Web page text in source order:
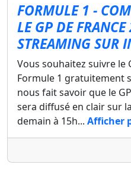
FORMULE 1 -
LE GP DE
STREAMING SUR
Vous souhaitez suivre le
Formule 1 gratuitement
nous fait savoir que le
sera diffusé en clair sur
demain à 15h... Afficher